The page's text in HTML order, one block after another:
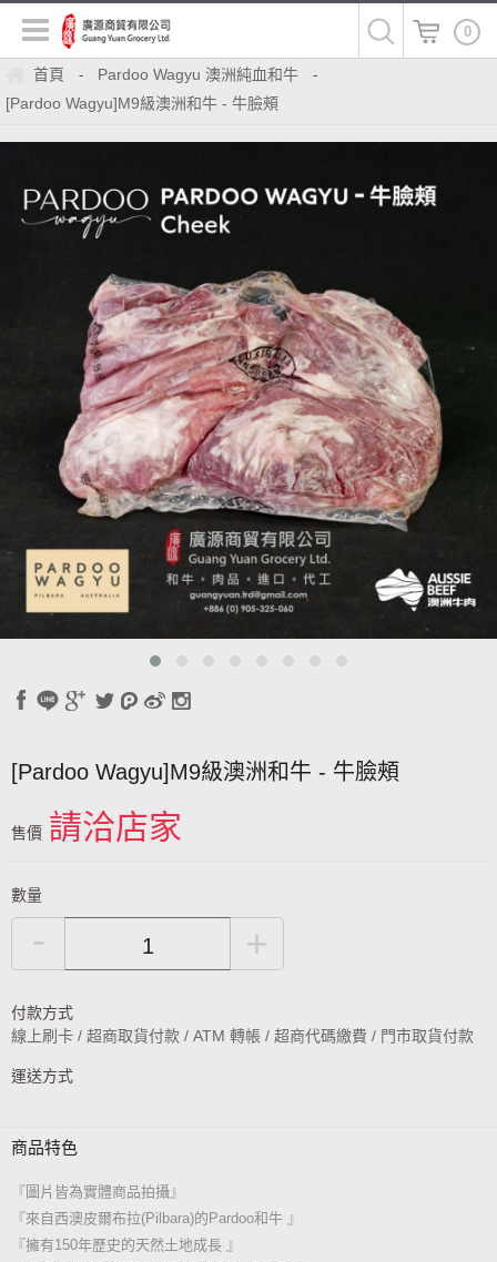
0
首頁 - Pardoo Wagyu 澳洲純血和牛 -
[Pardoo Wagyu]M9級澳洲和牛 - 牛臉頰
[Pardoo Wagyu]M9級澳洲和牛 - 牛臉頰
售價 請洽店家
數量
- +
付款方式
線上刷卡 / 超商取貨付款 / ATM 轉帳 / 超商代碼繳費 / 門市取貨付款
運送方式
商品特色
『圖片皆為實體商品拍攝』
『來自西澳皮爾布拉(Pilbara)的Pardoo和牛 』
『擁有150年歷史的天然土地成長 』